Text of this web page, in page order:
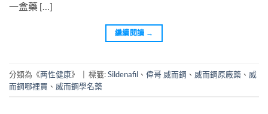
一盒藥 […]
繼續閱讀 →
分類為《两性健康》 標籤:Sildenafil 、 偉哥 威而鋼 、 威而鋼原廠藥 、 威
而鋼哪裡買 、 威而鋼學名藥